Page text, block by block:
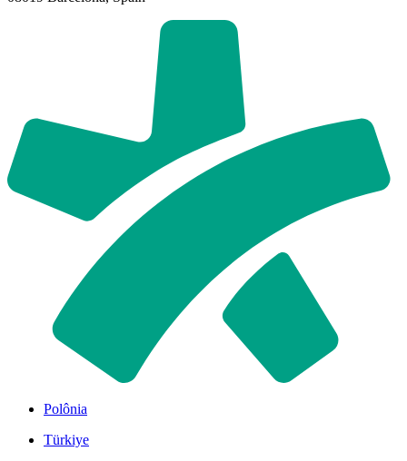
Polônia
Türkiye